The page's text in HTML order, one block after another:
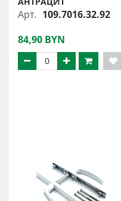
Арт. 109.7016.32.92
84,90 BYN